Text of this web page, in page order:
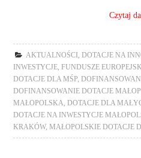
Czytaj
AKTUALNOŚCI ,DOTACJE NA
INWESTYCJE ,FUNDUSZE
DOTACJE DLA MŚP ,
DOFINANSOWANIE DOTACJE
MAŁOPOLSKA ,DOTACJE DLA
DOTACJE NA INWESTYCJE
KRAKÓW,MAŁOPOLSKIE DOTACJE